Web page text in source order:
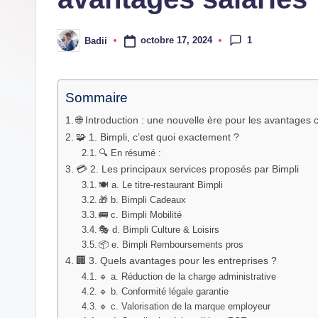
dernières
innovations
Posted
by
Badii octobre 17, 2024 1
Sommaire
🌐 Introduction : une nouvelle ère pour les avantages
🧩 1. Bimpli, c’est quoi exactement ?
🔍 En résumé :
💳 2. Les principaux services proposés par Bimpli
🍽️ a. Le titre‑restaurant Bimpli
🎁 b. Bimpli Cadeaux
🚌 c. Bimpli Mobilité
🎭 d. Bimpli Culture & Loisirs
📦 e. Bimpli Remboursements pros
🏢 3. Quels avantages pour les entreprises ?
🔹 a. Réduction de la charge administrative
🔹 b. Conformité légale garantie
🔹 c. Valorisation de la marque employeur